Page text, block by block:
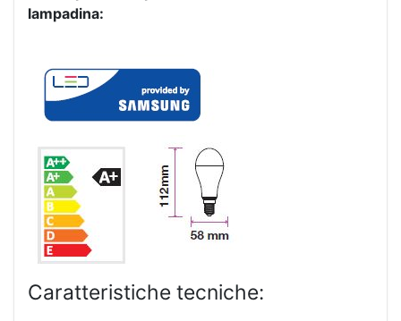
lampadina:
Caratteristiche tecniche: